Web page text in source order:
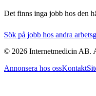
Det finns inga jobb hos den
Sök på jobb hos andra
© 2026 Internetmedicin AB.
Annonsera hos ossKontakt